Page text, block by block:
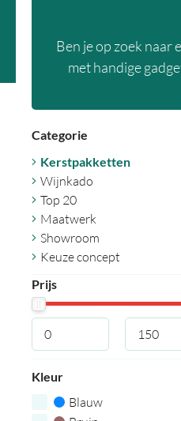
Ben je op zoek naar
met handige
Categorie
Kerstpakketten
Wijnkado
Top 20
Maatwerk
Showroom
Keuze concept
Prijs
Kleur
Blauw